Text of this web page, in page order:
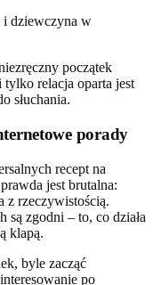
początek
relacja oparta jest
słuchania.
porady
recept na
jest brutalna:
z rzeczywistością.
zgodni – to, co działa
klapą.
byle zacząć
po